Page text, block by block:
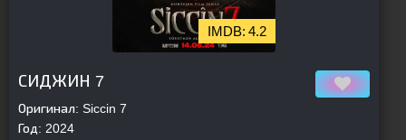
4.2
СИДЖИН 7
Оригинал: Siccin 7
Год: 2024